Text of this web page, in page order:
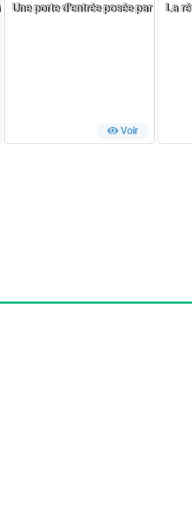
réussie chez Damien
Une porte d’entrée posée par Cédric
Voir
La